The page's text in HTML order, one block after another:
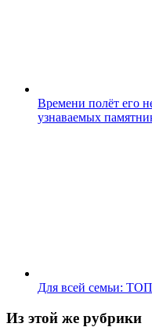
Времени полёт его
узнаваемых
Для всей семьи:
Из этой же рубрики